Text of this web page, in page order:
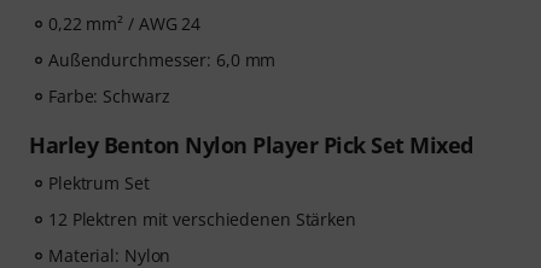
0,22 mm² / AWG 24
Außendurchmesser: 6,0 mm
Farbe: Schwarz
Harley Benton Nylon Player Pick Set Mixed
Plektrum Set
12 Plektren mit verschiedenen Stärken
Material: Nylon